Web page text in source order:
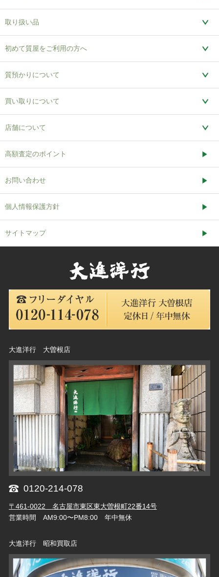
取り扱い品
初めて質屋をご利用の方へ
質預かりについて
買い取りについて
店舗について
高額査定のポイント
お問い合わせ
個人情報保護方針
サイトマップ
大進洋行 大曽根店
0120-214-078
〒461-0022 名古屋市東区東大曽根町22番14号
営業時間 AM9:00〜PM8:00 年中無休
大進洋行 昭和買取店